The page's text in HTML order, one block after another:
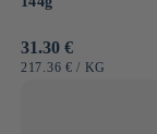
Precio
habitual
31.30 €
PRECIO
217.36 € / POR
KG